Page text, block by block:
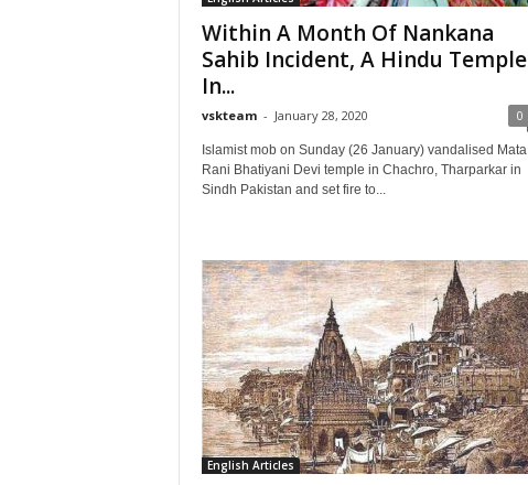
Within A Month Of Nankana
Sahib Incident, A Hindu Temple
In...
vskteam - January 28, 2020 0
Islamist mob on Sunday (26 January) vandalised Mata
Rani Bhatiyani Devi temple in Chachro, Tharparkar in
Sindh Pakistan and set fire to...
English Articles